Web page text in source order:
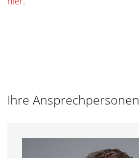
Ihre Ansprechpersonen